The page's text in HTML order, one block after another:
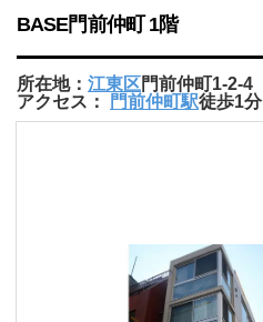
BASE門前仲町 1階
所在地： 江東区門前仲町1-2-4
アクセス：
門前仲町駅徒歩1分